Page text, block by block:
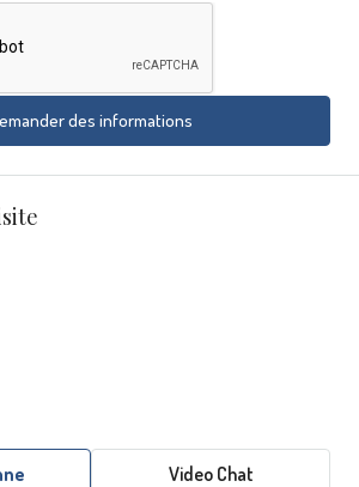
des informations
Video Chat